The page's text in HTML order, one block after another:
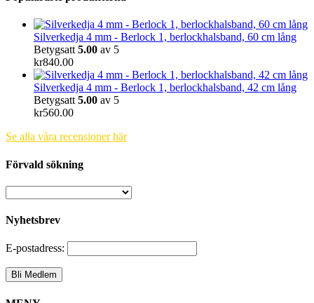
Silverkedja 4 mm - Berlock 1, berlockhalsband, 60 cm lång
Betygsatt 5.00 av 5
kr840.00
Silverkedja 4 mm - Berlock 1, berlockhalsband, 42 cm lång
Betygsatt 5.00 av 5
kr560.00
Se alla våra recensioner här
Förvald sökning
Nyhetsbrev
E-postadress: